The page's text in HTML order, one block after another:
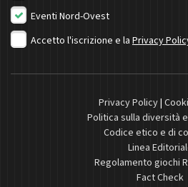
Eventi Nord-Ovest
Accetto l'iscrizione e la Privacy
Privacy Policy|
Politica sulla diversità
Codice etico e di
Linea
Regolamento giochi
Fact Check